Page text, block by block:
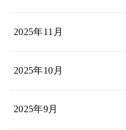
2025年11月
2025年10月
2025年9月